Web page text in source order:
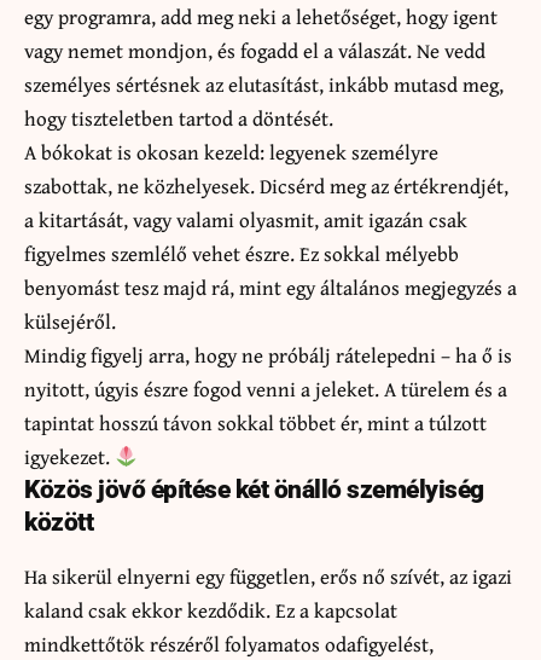
egy programra, add meg neki a lehetőséget, hogy igent
vagy nemet mondjon, és fogadd el a válaszát. Ne vedd
személyes sértésnek az elutasítást, inkább mutasd meg,
hogy tiszteletben tartod a döntését.
A bókokat is okosan kezeld: legyenek személyre
szabottak, ne közhelyesek. Dicsérd meg az értékrendjét,
a kitartását, vagy valami olyasmit, amit igazán csak
figyelmes szemlélő vehet észre. Ez sokkal mélyebb
benyomást tesz majd rá, mint egy általános megjegyzés a
külsejéről.
Mindig figyelj arra, hogy ne próbálj rátelepedni – ha ő is
nyitott, úgyis észre fogod venni a jeleket. A türelem és a
tapintat hosszú távon sokkal többet ér, mint a túlzott
igyekezet.
Közös jövő építése két önálló személyiség
között
Ha sikerül elnyerni egy független, erős nő szívét, az igazi
kaland csak ekkor kezdődik. Ez a kapcsolat
mindkettőtök részéről folyamatos odafigyelést,